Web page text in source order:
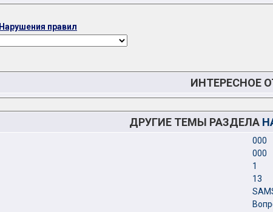
Нарушения правил
ИНТЕРЕСНОЕ
ДРУГИЕ ТЕМЫ РАЗДЕЛА
000
000
1
13